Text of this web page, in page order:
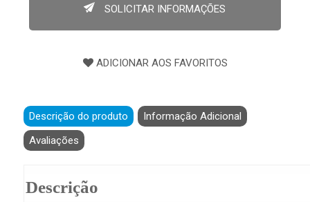
SOLICITAR INFORMAÇÕES
Descrição do produto
Informação Adicional
Avaliações
Descrição